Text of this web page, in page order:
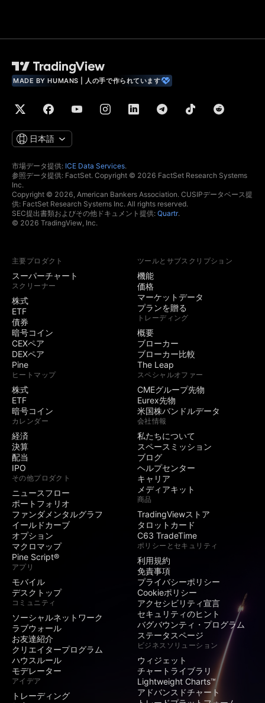
財務指標 (株式ファン
ダメンタルデータ)
世界経済データ
リアルタイムニュー
ホットリスト
経済指標と決算発表
カレンダー
トレーディング
対応ブローカーでト
レード
デモ (ペーパー) トレ
ード
チャートトレード
開催中のコミュニテ
ィコンテスト
公開コンテストの作
SNS
ユーザー名の横に限
定バッジを表示
署名・ウェブサイト
記入欄
招待専用インジケー
ターの公開
保護スクリプトの投
公開アイデア・スク
リプトの投稿
動画アイデア
マインド
MADE BY HUMANS | 人の手で作られています
日本語
市場データ提供: ICE Data Services.
参照データ提供: FactSet. Copyright © 2026 FactSet Research Systems
Inc.
Copyright © 2026, American Bankers Association. CUSIPデータベース提
供: FactSet Research Systems Inc. All rights reserved.
SEC提出書類およびその他ドキュメント提供: Quartr.
© 2026 TradingView, Inc.
主要プロダクト
スーパーチャート
スクリーナー
株式
ETF
債券
暗号コイン
CEXペア
DEXペア
Pine
ヒートマップ
株式
ETF
暗号コイン
カレンダー
経済
決算
配当
IPO
その他プロダクト
ニュースフロー
ポートフォリオ
ファンダメンタルグラフ
イールドカーブ
オプション
マクロマップ
Pine Script®
アプリ
モバイル
デスクトップ
コミュニティ
ソーシャルネットワーク
ラブウォール
お友達紹介
クリエイタープログラム
ハウスルール
モデレーター
アイデア
トレーディング
ツールとサブスクリプション
機能
価格
マーケットデータ
プランを贈る
トレーディング
概要
ブローカー
ブローカー比較
The Leap
スペシャルオファー
CMEグループ先物
Eurex先物
米国株バンドルデータ
会社情報
私たちについて
スペースミッション
ブログ
ヘルプセンター
キャリア
メディアキット
商品
TradingViewストア
タロットカード
C63 TradeTime
ポリシーとセキュリティ
利用規約
免責事項
プライバシーポリシー
Cookieポリシー
アクセシビリティ宣言
セキュリティのヒント
バグバウンティ・プログラム
ステータスページ
ビジネスソリューション
ウィジェット
チャートライブラリ
Lightweight Charts™
アドバンスドチャート